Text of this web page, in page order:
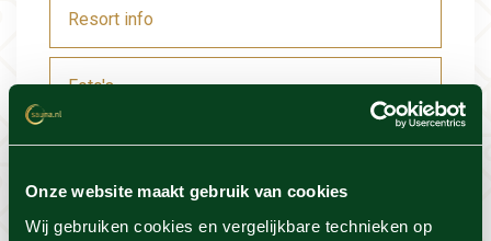
Onze website maakt gebruik van cookies
Wij gebruiken cookies en vergelijkbare technieken op
Resort info
Foto's
Locatie
Voorwaarden